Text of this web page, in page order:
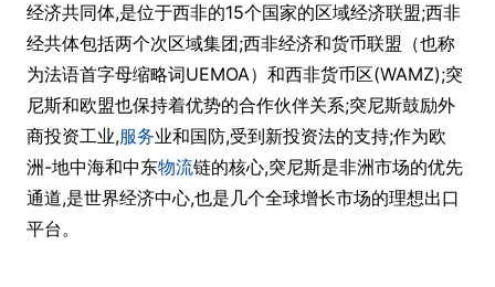
经济共同体,是位于西非的15个国家的区域经济联盟;西非
经共体包括两个次区域集团;西非经济和货币联盟（也称
为法语首字母缩略词UEMOA）和西非货币区(WAMZ);突
尼斯和欧盟也保持着优势的合作伙伴关系;突尼斯鼓励外
商投资工业,服务业和国防,受到新投资法的支持;作为欧
洲-地中海和中东物流链的核心,突尼斯是非洲市场的优先
通道,是世界经济中心,也是几个全球增长市场的理想出口
平台。